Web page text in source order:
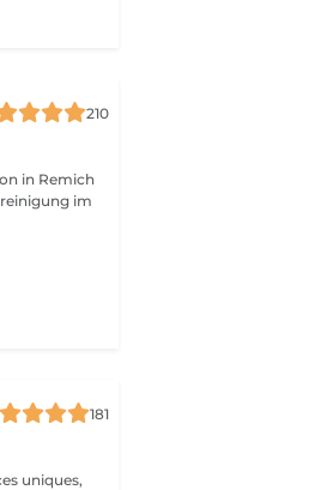
210
in Remich
181
uniques,